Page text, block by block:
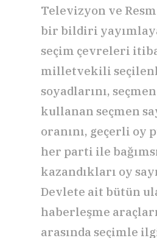
Televizyon ve
bir bildiri
seçim çevreleri
milletvekili
soyadlarını, seçmen
kullanan seçmen
oranını, geçerli oy
her parti ile
kazandıkları oy
Devlete ait bütün
haberleşme
arasında seçimle